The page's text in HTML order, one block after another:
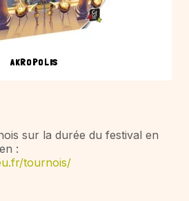
AKROPOLIS
sur la durée du festival en
:
tournois/